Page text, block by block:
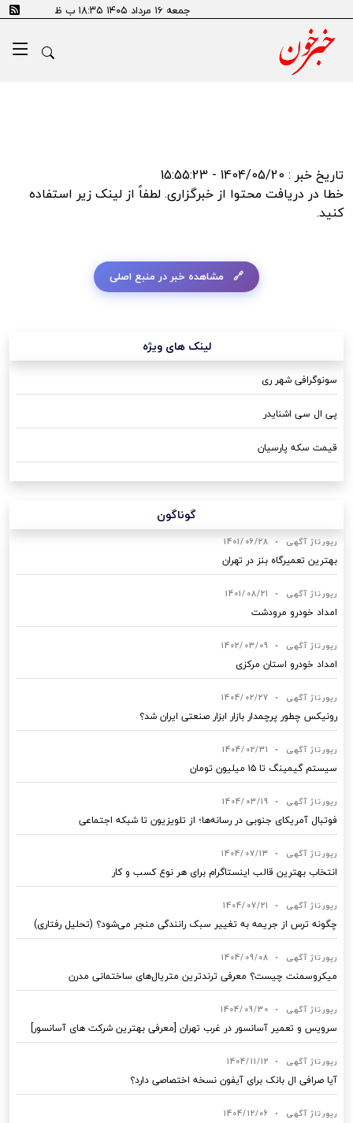
جمعه ۱۶ مرداد ۱۴۰۵ ۱۸:۳۵ ب ظ
error:SSL certificate problem: self signed certificate in
certificate chain
تاریخ خبر : 1404/05/20 - 15:55:23
خطا در دریافت محتوا از خبرگزاری. لطفاً از لینک زیر استفاده
کنید.
مشاهده خبر در منبع اصلی
لینک های ویژه
سونوگرافی شهر ری
پی ال سی اشنایدر
قیمت سکه پارسیان
گوناگون
رپورتاژ آگهی •
1401/06/28
بهترین تعمیرگاه بنز در تهران
رپورتاژ آگهی •
1401/08/21
امداد خودرو مرودشت
رپورتاژ آگهی •
1402/03/09
امداد خودرو استان مرکزی
رپورتاژ آگهی •
1404/02/27
رونیکس چطور پرچمدار بازار ابزار صنعتی ایران شد؟
رپورتاژ آگهی •
1404/02/31
سیستم گیمینگ تا ۱۵ میلیون تومان
رپورتاژ آگهی •
1404/03/19
فوتبال آمریکای جنوبی در رسانه‌ها؛ از تلویزیون تا شبکه اجتماعی
رپورتاژ آگهی •
1404/07/13
انتخاب بهترین قالب‌ اینستاگرام برای هر نوع کسب‌ و کار
رپورتاژ آگهی •
1404/07/21
چگونه ترس از جریمه به تغییر سبک رانندگی منجر می‌شود؟ (تحلیل رفتاری)
رپورتاژ آگهی •
1404/09/08
میکروسمنت چیست؟ معرفی ترندترین متریال‌های ساختمانی مدرن
رپورتاژ آگهی •
1404/09/30
سرویس و تعمیر آسانسور در غرب تهران [معرفی بهترین شرکت های آسانسور]
رپورتاژ آگهی •
1404/11/12
آیا صرافی ال بانک برای آیفون نسخه اختصاصی دارد؟
رپورتاژ آگهی •
1404/12/06